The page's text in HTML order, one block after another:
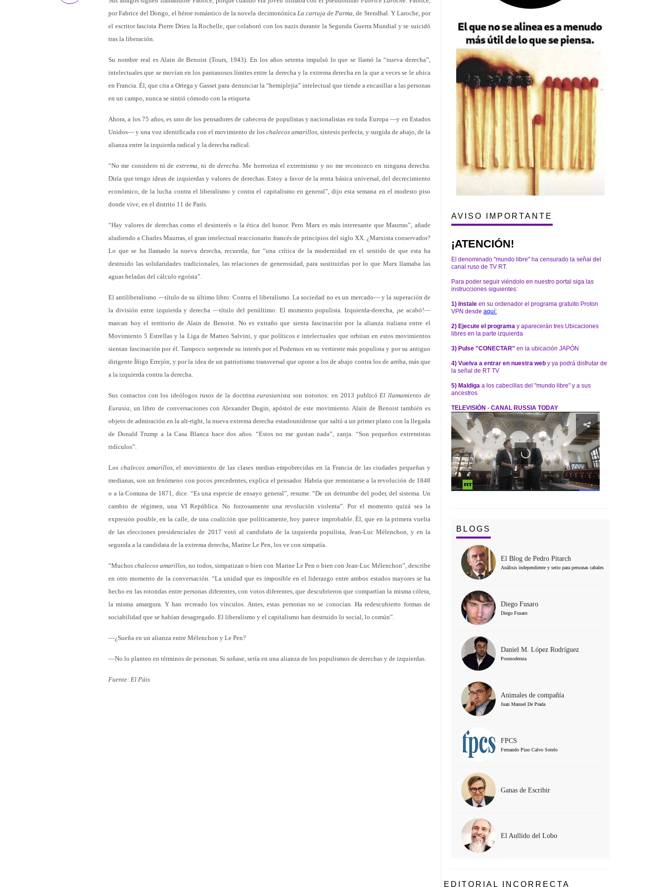
por Fabrice del Dongo, el héroe romántico de la novela decimonónica La cartuja de Parma, de Stendhal. Y Laroche, por
el escritor fascista Pierre Drieu la Rochelle, que colaboró con los nazis durante la Segunda Guerra Mundial y se suicidó
tras la liberación.
Su nombre real es Alain de Benoist (Tours, 1943). En los años setenta impulsó lo que se llamó la “nueva derecha”,
intelectuales que se movían en los pantanosos límites entre la derecha y la extrema derecha en la que a veces se le ubica
en Francia. Él, que cita a Ortega y Gasset para denunciar la “hemiplejia” intelectual que tiende a encasillar a las personas
en un campo, nunca se sintió cómodo con la etiqueta.
Ahora, a los 75 años, es uno de los pensadores de cabecera de populistas y nacionalistas en toda Europa —y en Estados
Unidos— y una voz identificada con el movimiento de los chalecos amarillos, síntesis perfecta, y surgida de abajo, de la
alianza entre la izquierda radical y la derecha radical.
“No me considero ni de extrema, ni de derecha. Me horroriza el extremismo y no me reconozco en ninguna derecha.
Diría que tengo ideas de izquierdas y valores de derechas. Estoy a favor de la renta básica universal, del decrecimiento
económico, de la lucha contra el liberalismo y contra el capitalismo en general”, dijo esta semana en el modesto piso
donde vive, en el distrito 11 de París.
“Hay valores de derechas como el desinterés o la ética del honor. Pero Marx es más interesante que Maurras”, añade
aludiendo a Charles Maurras, el gran intelectual reaccionario francés de principios del siglo XX. ¿Marxista conservador?
Lo que se ha llamado la nueva derecha, recuerda, fue “una crítica de la modernidad en el sentido de que esta ha
destruido las solidaridades tradicionales, las relaciones de generosidad, para sustituirlas por lo que Marx llamaba las
aguas heladas del cálculo egoísta”.
El antiliberalismo —título de su último libro: Contra el liberalismo. La sociedad no es un mercado— y la superación de
la división entre izquierda y derecha —título del penúltimo: El momento populista. Izquierda-derecha, ¡se acabó!—
marcan hoy el territorio de Alain de Benoist. No es extraño que sienta fascinación por la alianza italiana entre el
Movimiento 5 Estrellas y la Liga de Matteo Salvini, y que políticos e intelectuales que orbitan en estos movimientos
sientan fascinación por él. Tampoco sorprende su interés por el Podemos en su vertiente más populista y por su antiguo
dirigente Íñigo Errejón, y por la idea de un patriotismo transversal que opone a los de abajo contra los de arriba, más que
a la izquierda contra la derecha.
Sus contactos con los ideólogos rusos de la doctrinaeurasianista son notorios: en 2013 publicóEl llamamiento de
Eurasia, un libro de conversaciones con Alexander Dugin, apóstol de este movimiento. Alain de Benoist también es
objeto de admiración en la alt-right, la nueva extrema derecha estadounidense que saltó a un primer plano con la llegada
de Donald Trump a la Casa Blanca hace dos años. “Estos no me gustan nada”, zanja. “Son pequeños extremistas
ridículos”.
Los chalecos amarillos, el movimiento de las clases medias empobrecidas en la Francia de las ciudades pequeñas y
medianas, son un fenómeno con pocos precedentes, explica el pensador. Habría que remontarse a la revolución de 1848
o a la Comuna de 1871, dice. “Es una especie de ensayo general”, resume. “De un derrumbe del poder, del sistema. Un
cambio de régimen, una VI República. No forzosamente una revolución violenta”. Por el momento quizá sea la
expresión posible, en la calle, de una coalición que políticamente, hoy parece improbable. Él, que en la primera vuelta
de las elecciones presidenciales de 2017 votó al candidato de la izquierda populista, Jean-Luc Mélenchon, y en la
segunda a la candidata de la extrema derecha, Marine Le Pen, los ve con simpatía.
“Muchoschalecos amarillos, no todos, simpatizan o bien con Marine Le Pen o bien con Jean-Luc Mélenchon”, describe
en otro momento de la conversación. “La unidad que es imposible en el liderazgo entre ambos estados mayores se ha
hecho en las rotondas entre personas diferentes, con votos diferentes, que descubrieron que compartían la misma cólera,
la misma amargura. Y han recreado los vínculos. Antes, estas personas no se conocían. Ha redescubierto formas de
sociabilidad que se habían desagregado. El liberalismo y el capitalismo han destruido lo social, lo común”.
—¿Sueña en un alianza entre Mélenchon y Le Pen?
—No lo planteo en términos de personas. Si soñase, sería en una alianza de los populismos de derechas y de izquierdas.
Fuente: El Páis
AVISO IMPORTANTE
¡ATENCIÓN!
El denominado "mundo libre" ha censurado la señal del
canal ruso de TV RT.
Para poder seguir viéndolo en nuestro portal siga las
instrucciones siguientes:
1) Instale en su ordenador el programa gratuito Proton
VPN desde aquí:
2) Ejecute el programa y aparecerán tres Ubicaciones
libres en la parte izquierda
3) Pulse "CONECTAR" en la ubicación JAPÓN
4) Vuelva a entrar en nuestra web y ya podrá disfrutar de
la señal de RT TV
5) Maldiga a los cabecillas del "mundo libre" y a sus
ancestros
TELEVISIÓN - CANAL RUSSIA TODAY
BLOGS
El Blog de Pedro Pitarch
Análisis independiente y serio para personas cabales
Diego Fusaro
Diego Fusaro
Daniel M. López Rodríguez
Posmodernia
Animales de compañía
Juan Manuel De Prada
FPCS
Fernando Pino Calvo Sotelo
Ganas de Escribir
El Aullido del Lobo
EDITORIAL INCORRECTA